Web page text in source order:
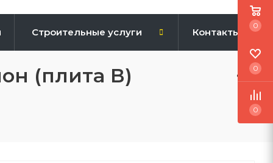
Строительные услуги Контакты
(плита В)
0
0
0